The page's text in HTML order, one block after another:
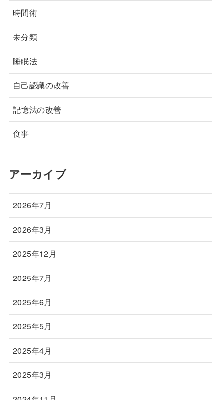
時間術
未分類
睡眠法
自己認識の改善
記憶法の改善
食事
アーカイブ
2026年7月
2026年3月
2025年12月
2025年7月
2025年6月
2025年5月
2025年4月
2025年3月